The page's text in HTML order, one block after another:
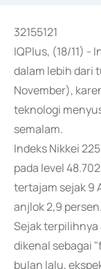
32155121
IQPlus, (18/11) -
dalam lebih dari
November),
teknologi
semalam.
Indeks Nikkei
pada level
tertajam sejak 9
anjlok 2,9 persen.
Sejak terpilihnya
dikenal sebagai
bulan lalu,